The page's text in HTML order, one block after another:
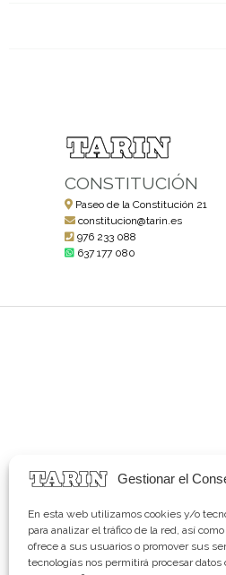
Gestionar el
En esta web utilizamos cookies y/o
para analizar el tráfico de la red, así
ofrece a sus usuarios o promover sus
tecnologías nos permitirá procesar
CONSTITUCIÓN
Paseo de la Constitución 21
constitucion@tarin.es
976 233 088
637 177 080